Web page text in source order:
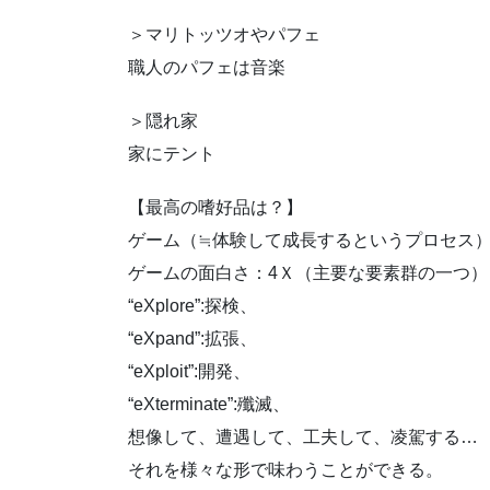
＞マリトッツオやパフェ
職人のパフェは音楽
＞隠れ家
家にテント
【最高の嗜好品は？】
ゲーム（≒体験して成長するというプロセス
ゲームの面白さ：4Ｘ（主要な要素群の一つ）
“eXplore”:探検、
“eXpand”:拡張、
“eXploit”:開発、
“eXterminate”:殲滅、
想像して、遭遇して、工夫して、凌駕する…
それを様々な形で味わうことができる。